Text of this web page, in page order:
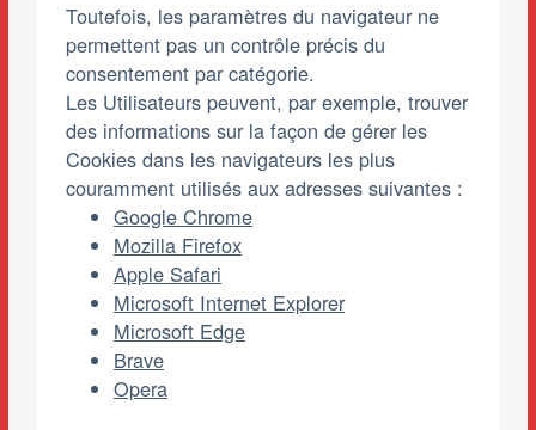
Toutefois, les paramètres du navigateur ne
permettent pas un contrôle précis du
consentement par catégorie.
Les Utilisateurs peuvent, par exemple, trouver
des informations sur la façon de gérer les
Cookies dans les navigateurs les plus
couramment utilisés aux adresses suivantes :
Google Chrome
Mozilla Firefox
Apple Safari
Microsoft Internet Explorer
Microsoft Edge
Brave
Opera